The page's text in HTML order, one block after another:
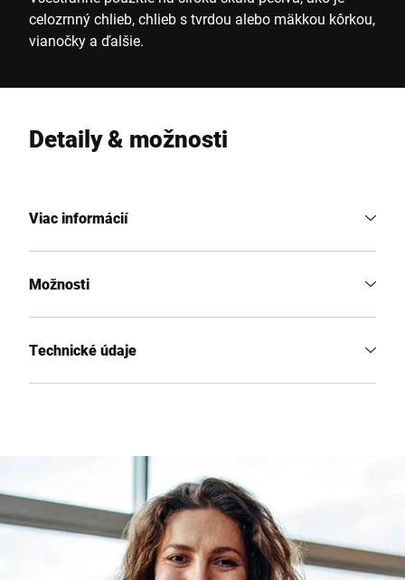
celozrnný chlieb, chlieb s tvrdou alebo mäkkou kôrkou,
vianočky a ďalšie.
Detaily & možnosti
Viac informácií
Možnosti
Technické údaje